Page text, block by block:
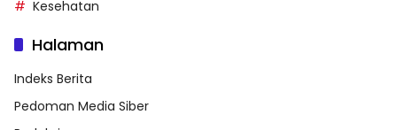
Kesehatan
Halaman
Indeks Berita
Pedoman Media Siber